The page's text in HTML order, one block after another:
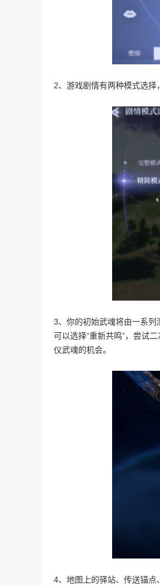
2、游戏剧情有两种模式选择
3、你的初始武魂将由一系列
可以选择“重新共鸣”，尝试
仪武魂的机会。
4、地图上的驿站、传送锚点